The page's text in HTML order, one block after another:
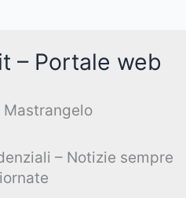
– Portale web
Mastrangelo
– Notizie sempre